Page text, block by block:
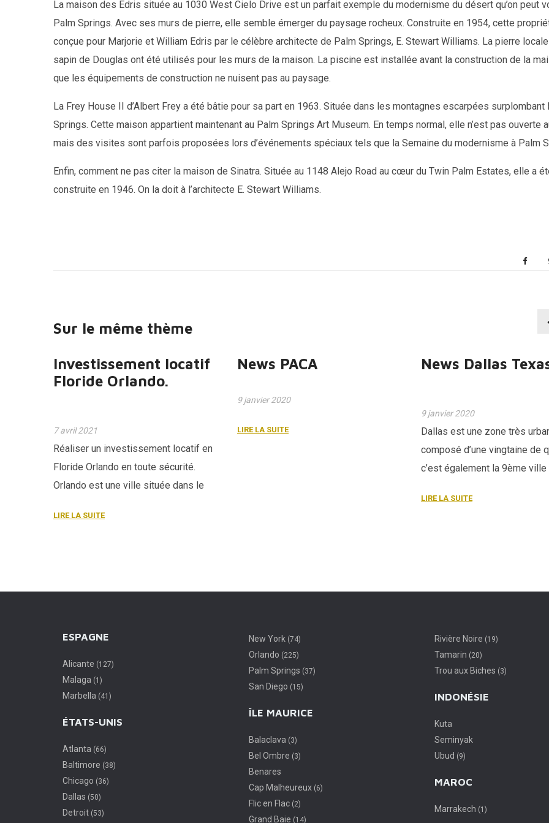
La maison des Edris située au 1030 West Cielo Drive est un parfait exemple du modernisme du désert qu’on peut
Palm Springs. Avec ses murs de pierre, elle semble émerger du paysage rocheux. Construite en 1954, cette
conçue pour Marjorie et William Edris par le célèbre architecte de Palm Springs, E. Stewart Williams. La pierre
sapin de Douglas ont été utilisés pour les murs de la maison. La piscine est installée avant la construction de la
que les équipements de construction ne nuisent pas au paysage.
La Frey House II d’Albert Frey a été bâtie pour sa part en 1963. Située dans les montagnes escarpées surplombant
Springs. Cette maison appartient maintenant au Palm Springs Art Museum. En temps normal, elle n’est pas ouverte
mais des visites sont parfois proposées lors d’événements spéciaux tels que la Semaine du modernisme à Palm
Enfin, comment ne pas citer la maison de Sinatra. Située au 1148 Alejo Road au cœur du Twin Palm Estates, elle a
construite en 1946. On la doit à l’architecte E. Stewart Williams.
Sur le même thème
Investissement locatif
Floride Orlando.
7 avril 2021
Réaliser un investissement locatif en
Floride Orlando en toute sécurité.
Orlando est une ville située dans le
référence dans le domaine des parcs
investisseurs étrangers. Très
[…]
LIRE LA SUITE
News PACA
9 janvier 2020
LIRE LA SUITE
News Dallas
9 janvier 2020
Dallas est une zone très
composé d’une vingtaine de
c’est également la 9ème
du Texas et est spécialisé
LIRE LA SUITE
ESPAGNE
Alicante (127)
Malaga (1)
Marbella (41)
ÉTATS-UNIS
Atlanta (66)
Baltimore (38)
Chicago (36)
Dallas (50)
Detroit (53)
New York (74)
Orlando (225)
Palm Springs (37)
San Diego (15)
ÎLE MAURICE
Balaclava (3)
Bel Ombre (3)
Benares
Cap Malheureux (6)
Flic en Flac (2)
Grand Baie (14)
Rivière Noire (19)
Tamarin (20)
Trou aux Biches (3)
INDONÉSIE
Kuta
Seminyak
Ubud (9)
MAROC
Marrakech (1)